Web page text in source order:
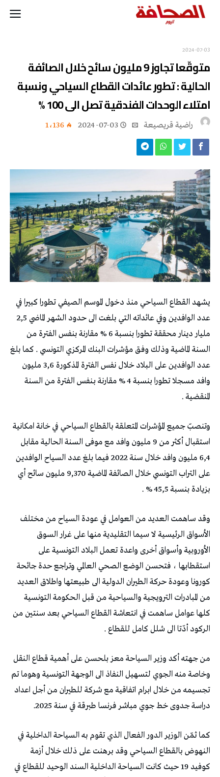
2024-07-03
متوقّعا تجاوز 9 مليون سائح خلال الصائفة
الحالية : تطور عائدات القطاع السياحي ونسبة
امتلاء الوحدات الفندقية تصل الى 100 %
راضية قريصيعة 2024-07-03 1٬136
يشهد القطاع السياحي منذ دخول الموسم الصيفي تطورا كبيرا في
عدد الوافدين وفي عائداته التي بلغت الى حدود الشهر الماضي 2,5
مليار دينار محققة تطورا بنسبة 6 % مقارنة بنفس الفترة من
السنة الماضية وذلك وفق مؤشرات البنك المركزي التونسي . كما بلغ
عدد الوافدين على البلاد خلال نفس الفترة المذكورة 3,6 مليون
وافد مسجلا تطورا بنسبة 4 % مقارنة بـنفس الفترة من السنة
المنقضية .
وتنصبّ جميع المؤشرات المتعلقة بالقطاع السياحي في خانة امكانية
استقبال أكثر من 9 مليون وافد مع موفى السنة الحالية مقابل
6,4 مليون وافد خلال سنة 2022 فيما بلغ عدد السياح الوافدين
على التراب التونسي خلال الصائفة الماضية 9,370 مليون سائح أي
بزيادة بنسبة 45,5 % .
وقد ساهمت العديد من العوامل في عودة السياح من مختلف
الأسواق الرئيسية لا سيما التقليدية منها على غرار السوق
الأوروبية وأسواق أخرى واعدة تعمل البلاد التونسية على
استقطابها ، فتحسن الوضع الصحي العالمي وتراجع حدة جائحة
كورونا وعودة حركة الطيران الدولية الى طبيعتها واطلاق العديد
من المبادرات الترويجية والسياحية من قبل الحكومة التونسية
كلها عوامل ساهمت في انتعاشة القطاع السياحي بعد سنتين من
الركود أدّتا الى شلل كامل للقطاع .
من جهته أكد وزير السياحة معز بلحسن على أهمية قطاع النقل
وخاصة منه الجوي لتسهيل النفاذ الى الوجهة التونسية وهوما تم
تجسيمه من خلال ابرام اتفاقية مع شركة للطيران من أجل اعداد
دراسة جدوى خط جوي مباشر فرنسا طبرقة في سنة 2025.
كما ثمّن الوزير الدور الفعال الذي تقوم به السياحة الداخلية في
النهوض بالقطاع السياحي وقد برهنت على ذلك خلال أزمة
كوفيد 19 حيث كانت السياحة الداخلية السند الوحيد للقطاع في